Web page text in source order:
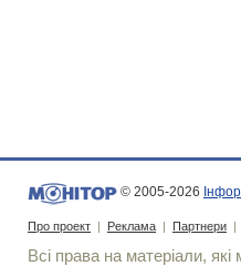
© 2005-2026
Про проект | Реклама | Партнери |
Всі права на матеріали, які